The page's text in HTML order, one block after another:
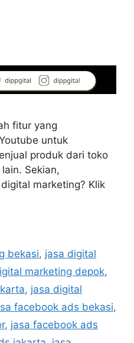
fitur yang
untuk
produk dari toko
Sekian,
marketing? Klik
bekasi, jasa digital
marketing depok,
, jasa digital
facebook ads bekasi,
, jasa facebook ads